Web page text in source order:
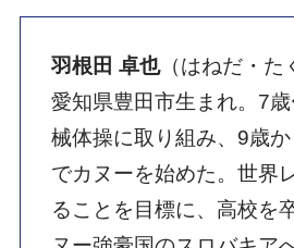
一躍カヌーを国内に知ら
キアの首都ブラチスラバ
業。愛称「ハネタク」は